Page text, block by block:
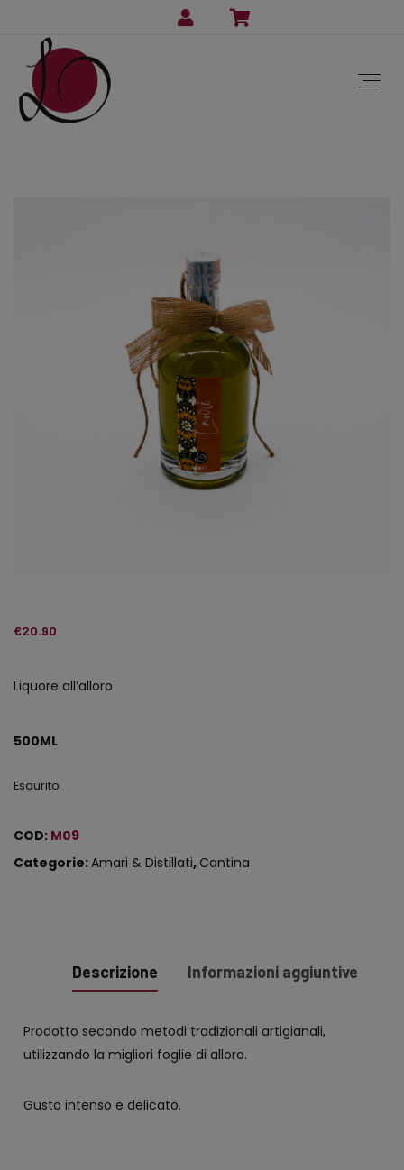
€20.90
Liquore all’alloro
500ML
Esaurito
COD: M09
Categorie:Amari & Distillati, Cantina
Descrizione Informazioni aggiuntive
Prodotto secondo metodi tradizionali artigianali,
utilizzando la migliori foglie di alloro.
Gusto intenso e delicato.